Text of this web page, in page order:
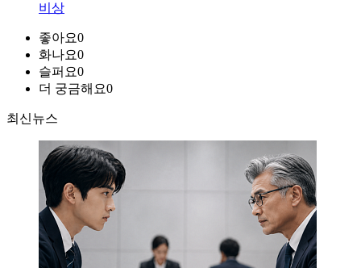
비상
좋아요0
화나요0
슬퍼요0
더 궁금해요0
최신뉴스